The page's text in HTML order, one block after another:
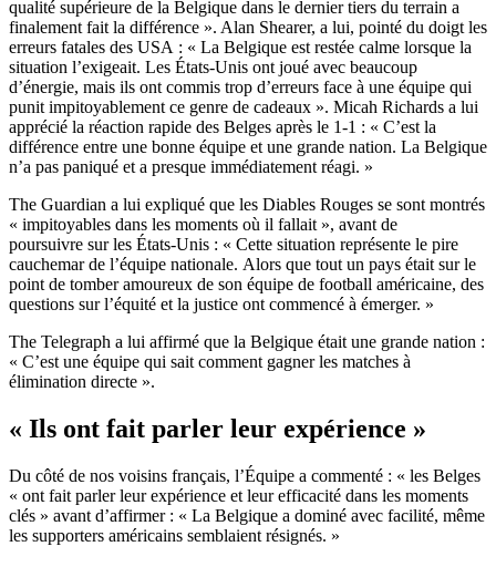
qualité supérieure de la Belgique dans le dernier tiers du terrain a
finalement fait la différence ». Alan Shearer, a lui, pointé du doigt les
erreurs fatales des USA : « La Belgique est restée calme lorsque la
situation l’exigeait. Les États-Unis ont joué avec beaucoup
d’énergie, mais ils ont commis trop d’erreurs face à une équipe qui
punit impitoyablement ce genre de cadeaux ». Micah Richards a lui
apprécié la réaction rapide des Belges après le 1-1 : « C’est la
différence entre une bonne équipe et une grande nation. La Belgique
n’a pas paniqué et a presque immédiatement réagi. »
The Guardian a lui expliqué que les Diables Rouges se sont montrés
« impitoyables dans les moments où il fallait », avant de
poursuivre sur les États-Unis : « Cette situation représente le pire
cauchemar de l’équipe nationale. Alors que tout un pays était sur le
point de tomber amoureux de son équipe de football américaine, des
questions sur l’équité et la justice ont commencé à émerger. »
The Telegraph a lui affirmé que la Belgique était une grande nation :
« C’est une équipe qui sait comment gagner les matches à
élimination directe ».
« Ils ont fait parler leur expérience »
Du côté de nos voisins français, l’Équipe a commenté : « les Belges
« ont fait parler leur expérience et leur efficacité dans les moments
clés » avant d’affirmer : « La Belgique a dominé avec facilité, même
les supporters américains semblaient résignés. »